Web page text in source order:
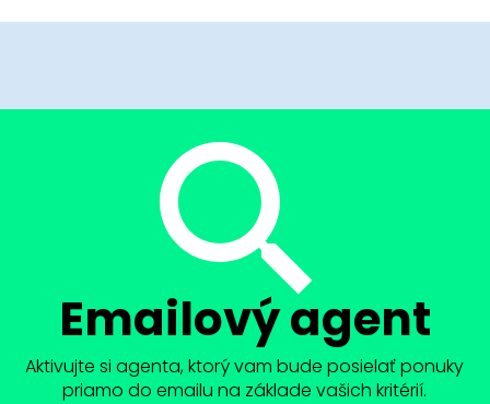
Emailový agent
Aktivujte si agenta, ktorý vam bude posielať ponuky
priamo do emailu na základe vašich kritérií.